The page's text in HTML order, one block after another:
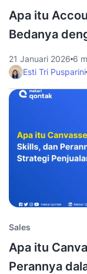
Apa itu
Bedanya
21 Januari 2026 6
Esti Tri Pusparini
Sales
Apa itu
Perannya